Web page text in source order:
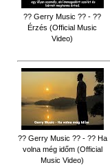
?? Gerry Music ?? - ??
Érzés (Official Music
Video)
?? Gerry Music ?? - ?? Ha
volna még időm (Official
Music Video)